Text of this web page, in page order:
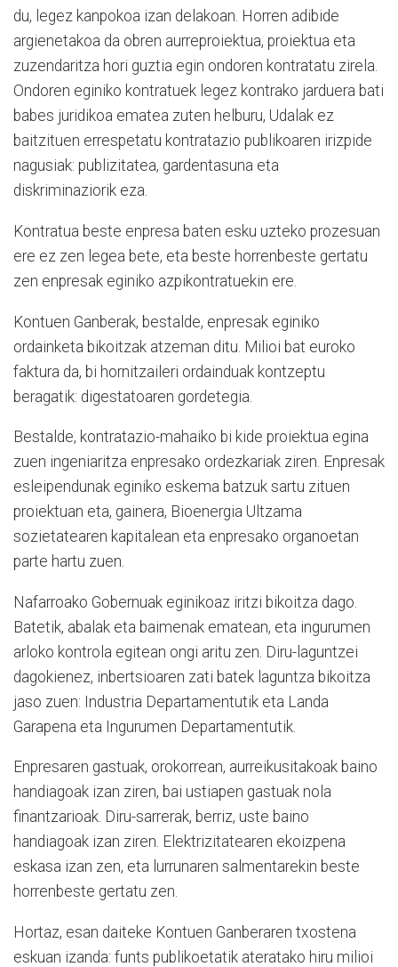
du, legez kanpokoa izan delakoan. Horren adibide
argienetakoa da obren aurreproiektua, proiektua eta
zuzendaritza hori guztia egin ondoren kontratatu zirela.
Ondoren eginiko kontratuek legez kontrako jarduera bati
babes juridikoa ematea zuten helburu, Udalak ez
baitzituen errespetatu kontratazio publikoaren irizpide
nagusiak: publizitatea, gardentasuna eta
diskriminaziorik eza.
Kontratua beste enpresa baten esku uzteko prozesuan
ere ez zen legea bete, eta beste horrenbeste gertatu
zen enpresak eginiko azpikontratuekin ere.
Kontuen Ganberak, bestalde, enpresak eginiko
ordainketa bikoitzak atzeman ditu. Milioi bat euroko
faktura da, bi hornitzaileri ordainduak kontzeptu
beragatik: digestatoaren gordetegia.
Bestalde, kontratazio-mahaiko bi kide proiektua egina
zuen ingeniaritza enpresako ordezkariak ziren. Enpresak
esleipendunak eginiko eskema batzuk sartu zituen
proiektuan eta, gainera, Bioenergia Ultzama
sozietatearen kapitalean eta enpresako organoetan
parte hartu zuen.
Nafarroako Gobernuak eginikoaz iritzi bikoitza dago.
Batetik, abalak eta baimenak ematean, eta ingurumen
arloko kontrola egitean ongi aritu zen. Diru-laguntzei
dagokienez, inbertsioaren zati batek laguntza bikoitza
jaso zuen: Industria Departamentutik eta Landa
Garapena eta Ingurumen Departamentutik.
Enpresaren gastuak, orokorrean, aurreikusitakoak baino
handiagoak izan ziren, bai ustiapen gastuak nola
finantzarioak. Diru-sarrerak, berriz, uste baino
handiagoak izan ziren. Elektrizitatearen ekoizpena
eskasa izan zen, eta lurrunaren salmentarekin beste
horrenbeste gertatu zen.
Hortaz, esan daiteke Kontuen Ganberaren txostena
eskuan izanda: funts publikoetatik ateratako hiru milioi